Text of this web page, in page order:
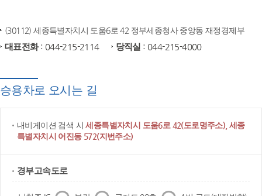
(30112) 세종특별자치시 도움6로 42 정부세종청사 중앙동 재정경제부
대표전화: 044-215-2114 당직실 : 044-215-4000
승용차로 오시는 길
내비게이션 검색 시세종특별자치시 도움6로 42(도로명주소), 세종
특별자치시 어진동 572(지번주소)
경부고속도로